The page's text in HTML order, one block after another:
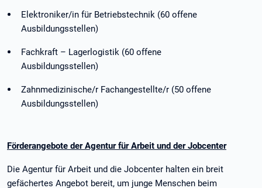
Elektroniker/in für Betriebstechnik (60 offene
Ausbildungsstellen)
Fachkraft – Lagerlogistik (60 offene
Ausbildungsstellen)
Zahnmedizinische/r Fachangestellte/r (50 offene
Ausbildungsstellen)
Förderangebote der Agentur für Arbeit und der Jobcenter
Die Agentur für Arbeit und die Jobcenter halten ein breit
gefächertes Angebot bereit, um junge Menschen beim